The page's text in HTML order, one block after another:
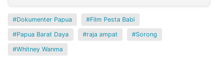
Dokumenter Papua Film Pesta Babi
Papua Barat Daya raja ampat Sorong
Whitney Wanma